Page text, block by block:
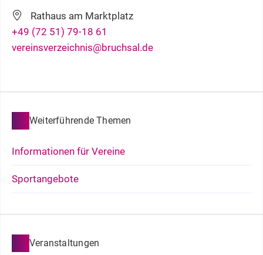
Rathaus am Marktplatz
vereinsverzeichnis@bruchsal.de
+49 (72 51) 79-18 61
Weiterführende Themen
Informationen für Vereine
Sportangebote
Veranstaltungen